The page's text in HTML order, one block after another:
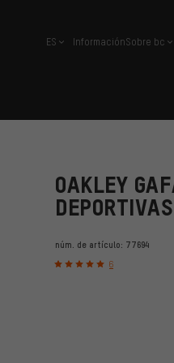
español
ES InformaciónSobre bc
OAKLEY
núm. de artículo: 77694
6